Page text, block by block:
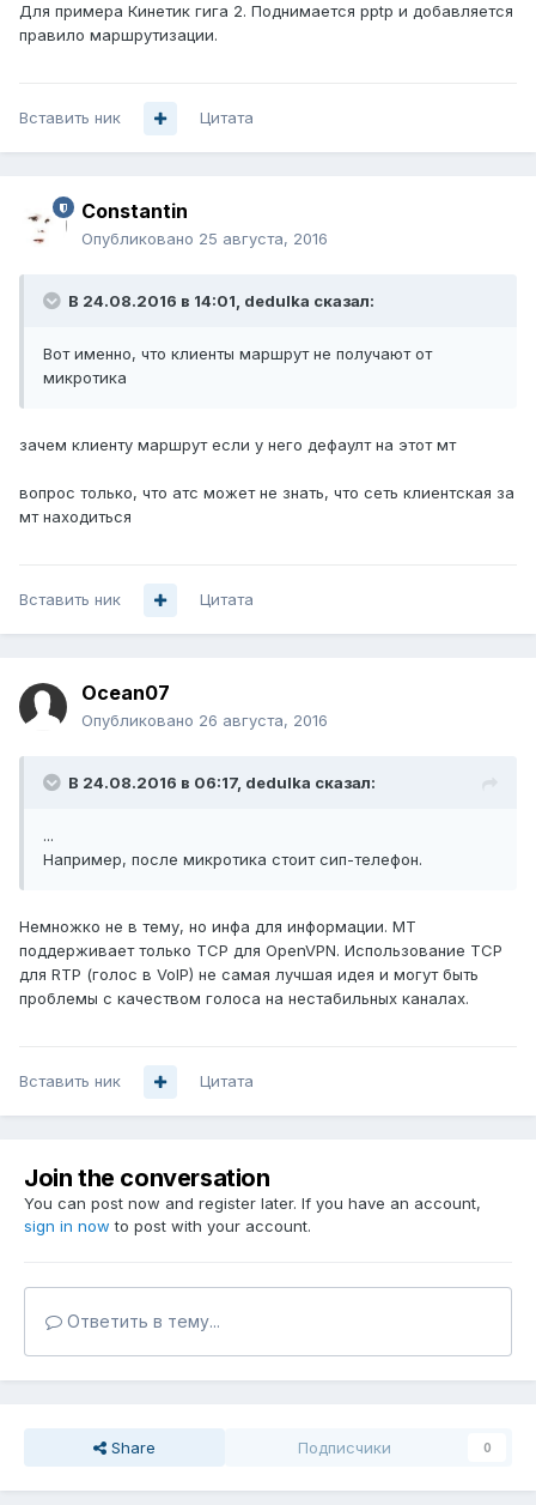
Для примера Кинетик гига 2. Поднимается pptp и добавляется
правило маршрутизации.
Вставить ник Цитата
Constantin
Опубликовано 25 августа, 2016
В 24.08.2016 в 14:01, dedulka сказал:
Вот именно, что клиенты маршрут не получают от
микротика
зачем клиенту маршрут если у него дефаулт на этот мт
вопрос только, что атс может не знать, что сеть клиентская за
мт находиться
Вставить ник Цитата
Ocean07
Опубликовано 26 августа, 2016
В 24.08.2016 в 06:17, dedulka сказал:
...
Например, после микротика стоит сип-телефон.
Немножко не в тему, но инфа для информации. MT
поддерживает только TCP для OpenVPN. Использование TCP
для RTP (голос в VoIP) не самая лучшая идея и могут быть
проблемы с качеством голоса на нестабильных каналах.
Вставить ник Цитата
Join the conversation
You can post now and register later. If you have an account,
sign in now to post with your account.
Ответить в тему...
Share Подписчики 0